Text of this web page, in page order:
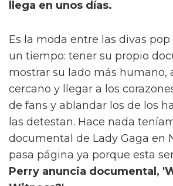
llega en unos días.
Es la moda entre las divas
un tiempo: tener su propio
mostrar su lado más humano,
cercano y llegar a los
de fans y ablandar los de los
las detestan. Hace nada
documental de Lady Gaga en
pasa página ya porque esta
Perry anuncia documental,